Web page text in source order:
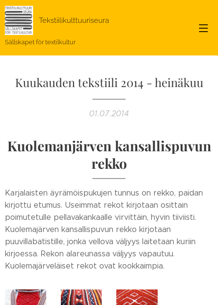
Tekstiilikulttuuriseura
Sällskapet för textilkultur
Kuukauden tekstiili 2014 - heinäkuu
01.07.2014
Kuolemanjärven kansallispuvun
rekko
Karjalaisten äyrämöispukujen tunnus on rekko, paidan
kirjottu etumus. Useimmat rekot kirjotaan osittain
poimutetulle pellavakankaalle virvittäin, hyvin tiiviisti.
Kuolemajärven kansallispuvun rekko kirjotaan
puuvillabatistille, jonka vellova väljyys laitetaan kuriin
kirjoessa. Rekon alareunassa väljyys vapautuu.
Kuolemajärveläiset rekot ovat kookkaimpia.